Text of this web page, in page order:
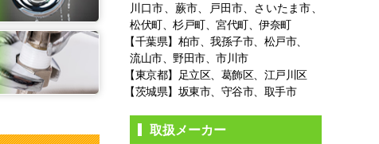
川口市、蕨市、戸田市、さいたま市、
松伏町、杉戸町、宮代町、伊奈町
【千葉県】柏市、我孫子市、松戸市、
流山市、野田市、市川市
【東京都】足立区、葛飾区、江戸川区
【茨城県】坂東市、守谷市、取手市
取扱メーカー